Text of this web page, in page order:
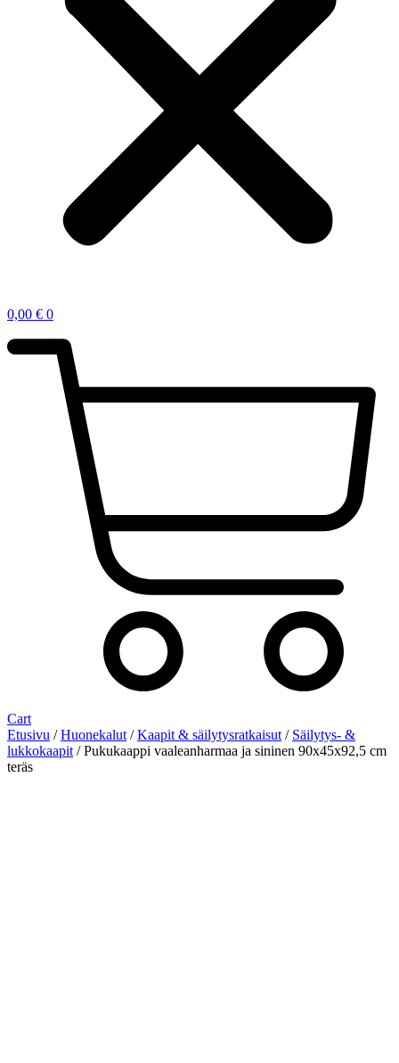
0,00 € 0
Cart
Etusivu /Huonekalut /Kaapit & säilytysratkaisut / Säilytys- &
lukkokaapit / Pukukaappi vaaleanharmaa ja sininen 90x45x92,5 cm
teräs